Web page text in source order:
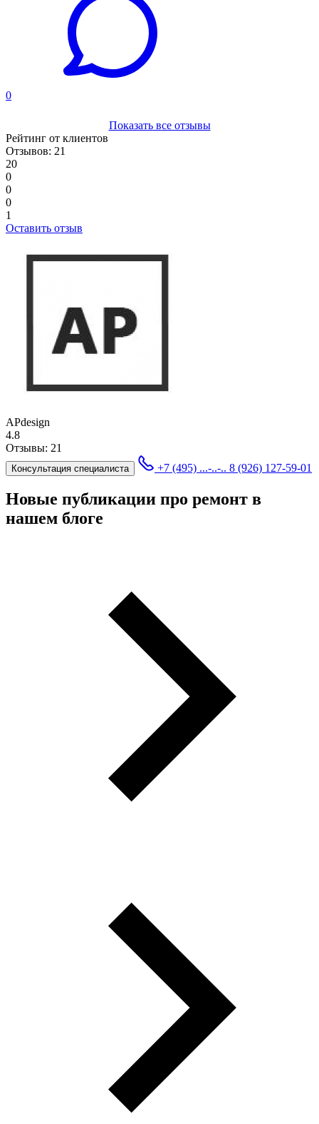
0
Показать все отзывы
Рейтинг от клиентов
Отзывов: 21
20
0
0
0
1
Оставить отзыв
APdesign
4.8
Отзывы: 21
Консультация специалиста +7 (495) ...-..-.. 8 (926) 127-59-01
Новые публикации про ремонт в
нашем блоге